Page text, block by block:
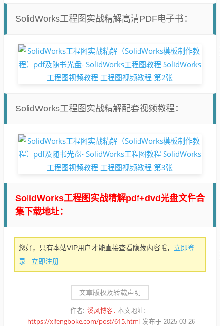
SolidWorks工程图实战精解高清PDF电子书：
SolidWorks工程图实战精解配套视频教程：
SolidWorks工程图实战精解pdf+dvd光盘文件合
集下载地址：
您好，只有本站VIP用户才能直接查看隐藏内容哦， 立即登
录
立即注册
文章版权及转载声明
作者: 溪风博客 本文地址：
https://xifengboke.com/post/615.html 发布于 2025-03-26